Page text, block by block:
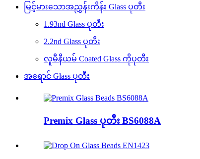
မြင့်မားသောအညွှန်းကိန်း Glass ပုတီး
1.93nd Glass ပုတီး
2.2nd Glass ပုတီး
လူမီနီယမ် Coated Glass ကိုပုတီး
အရောင် Glass ပုတီး
Premix Glass ပုတီး BS6088A